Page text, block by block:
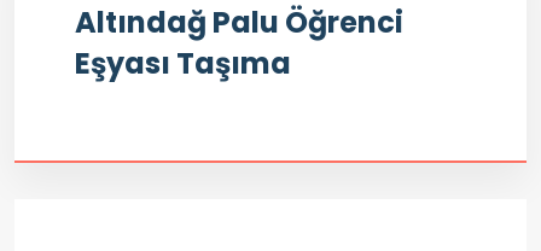
Altındağ Palu Öğrenci
Eşyası Taşıma